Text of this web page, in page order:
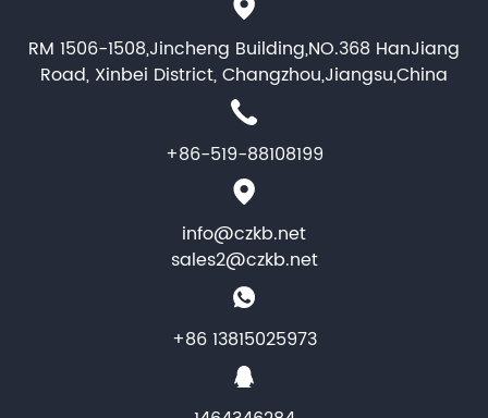
RM 1506-1508,Jincheng Building,NO.368 HanJiang
Road, Xinbei District, Changzhou,Jiangsu,China
+86-519-88108199
info@czkb.net
sales2@czkb.net
+86 13815025973